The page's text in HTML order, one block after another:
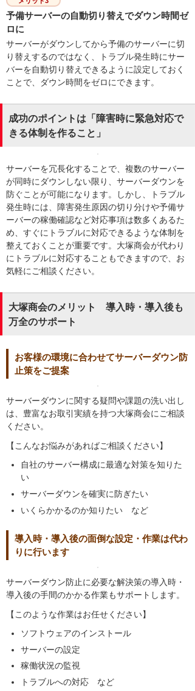
予備サーバーの自動切り替えでダウン時間ゼ
ロに
サーバーがダウンしてから予備のサーバーに切
り替えするのではなく、トラブル発生時にサー
バーを自動切り替えできるように設定しておく
ことで、ダウン時間をゼロにできます。
成功のポイントは「障害時に緊急対応で
きる体制を作ること」
サーバーを冗長化することで、複数のサーバー
が同時にダウンしない限り、サーバーダウンを
防ぐことが可能になります。しかし、トラブル
発生時には、障害発生原因の切り分けや予備サ
ーバーの稼働確認など対応事項は数多くあるた
め、すぐにトラブルに対応できるような体制を
整えておくことが重要です。大塚商会が代わり
にトラブルに対応することもできますので、お
気軽にご相談ください。
大塚商会のメリット 導入時・導入後も
万全のサポート
お客様の環境に合わせてサーバーダウン防
止策をご提案
サーバーダウンに関する疑問や課題の洗い出し
は、豊富なお取引実績を持つ大塚商会にご相談
ください。
【こんなお悩みがあればご相談ください】
自社のサーバー構成に最適な対策を知りた
い
サーバーダウンを確実に防ぎたい
いくらかかるのか知りたい など
導入時・導入後の面倒な設定・作業は代わ
りに行います
サーバーダウン防止に必要な解決策の導入時・
導入後の手間のかかる作業もサポートします。
【このような作業はお任せください】
ソフトウェアのインストール
サーバーの設定
稼働状況の監視
トラブルへの対応 など